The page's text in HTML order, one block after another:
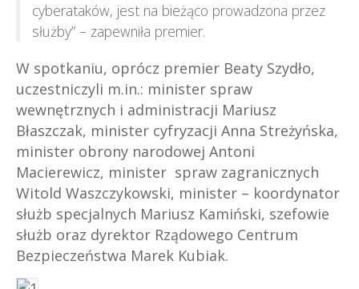
cyberataków, jest na bieżąco prowadzona przez
służby” – zapewniła premier.
W spotkaniu, oprócz premier Beaty Szydło,
uczestniczyli m.in.: minister spraw
wewnętrznych i administracji Mariusz
Błaszczak, minister cyfryzacji Anna Streżyńska,
minister obrony narodowej Antoni
Macierewicz, minister spraw zagranicznych
Witold Waszczykowski, minister – koordynator
służb specjalnych Mariusz Kamiński, szefowie
służb oraz dyrektor Rządowego Centrum
Bezpieczeństwa Marek Kubiak.